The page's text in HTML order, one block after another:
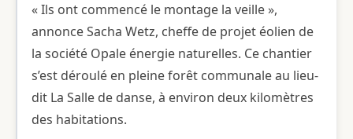
« Ils ont commencé le montage la veille »,
annonce Sacha Wetz, cheffe de projet éolien de
la société Opale énergie naturelles. Ce chantier
s’est déroulé en pleine forêt communale au lieu-
dit La Salle de danse, à environ deux kilomètres
des habitations.